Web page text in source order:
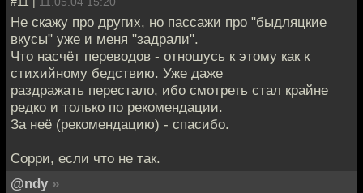
Не скажу про других, но пассажи про "быдляцкие
вкусы" уже и меня "задрали".
Что насчёт переводов - отношусь к этому как к
стихийному бедствию. Уже даже
раздражать перестало, ибо смотреть стал крайне
редко и только по рекомендации.
За неё (рекомендацию) - спасибо.
Сорри, если что не так.
@ndy »